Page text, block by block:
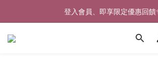
🎉新北淡水實體門市🤗歡迎蒞臨試
登入會員、即享限定優惠回饋
🎉新北淡水實體門市🤗歡迎蒞臨試